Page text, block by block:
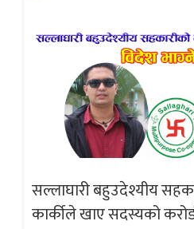
सल्लाघारी बहुउदेश्यीय
कार्कीले खाए सदस्यको